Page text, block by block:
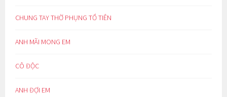
CHUNG TAY THỜ PHỤNG TỔ TIÊN
ANH MÃI MONG EM
CÔ ĐỘC
ANH ĐỢI EM